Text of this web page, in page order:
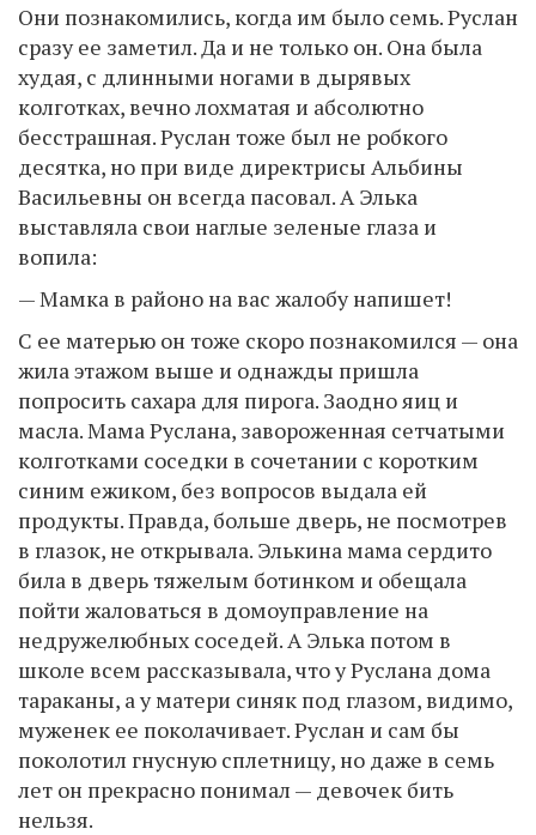
Они познакомились, когда им было семь. Руслан
сразу ее заметил. Да и не только он. Она была
худая, с длинными ногами в дырявых
колготках, вечно лохматая и абсолютно
бесстрашная. Руслан тоже был не робкого
десятка, но при виде директрисы Альбины
Васильевны он всегда пасовал. А Элька
выставляла свои наглые зеленые глаза и
вопила:
— Мамка в районо на вас жалобу напишет!
С ее матерью он тоже скоро познакомился — она
жила этажом выше и однажды пришла
попросить сахара для пирога. Заодно яиц и
масла. Мама Руслана, завороженная сетчатыми
колготками соседки в сочетании с коротким
синим ежиком, без вопросов выдала ей
продукты. Правда, больше дверь, не посмотрев
в глазок, не открывала. Элькина мама сердито
била в дверь тяжелым ботинком и обещала
пойти жаловаться в домоуправление на
недружелюбных соседей. А Элька потом в
школе всем рассказывала, что у Руслана дома
тараканы, а у матери синяк под глазом, видимо,
муженек ее поколачивает. Руслан и сам бы
поколотил гнусную сплетницу, но даже в семь
лет он прекрасно понимал — девочек бить
нельзя.